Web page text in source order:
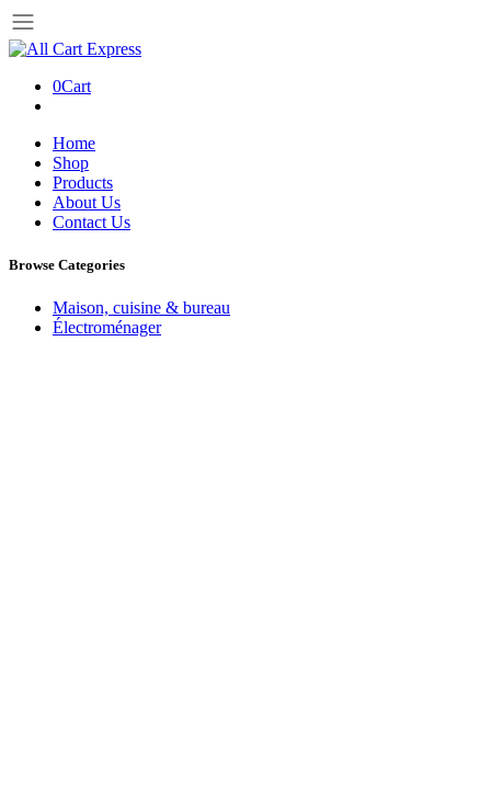
0Cart
Home
Shop
Products
About Us
Contact Us
Browse Categories
Maison, cuisine & bureau
Électroménager